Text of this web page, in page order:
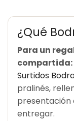
¿Qué
Para un
compartida:
Surtidos
pralinés,
presentación
entregar.